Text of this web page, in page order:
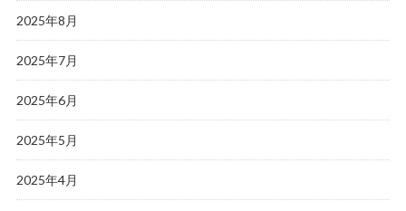
2025年8月
2025年7月
2025年6月
2025年5月
2025年4月